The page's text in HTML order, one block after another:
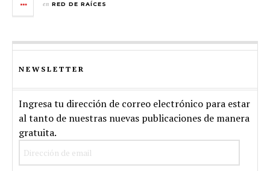
en RED DE RAÍCES
NEWSLETTER
Ingresa tu dirección de correo electrónico para estar
al tanto de nuestras nuevas publicaciones de manera
gratuita.